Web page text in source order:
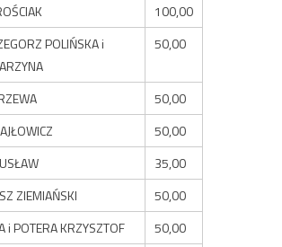
100,00
POLIŃSKA i
50,00
50,00
50,00
35,00
ZIEMIAŃSKI
50,00
i POTERA KRZYSZTOF
50,00